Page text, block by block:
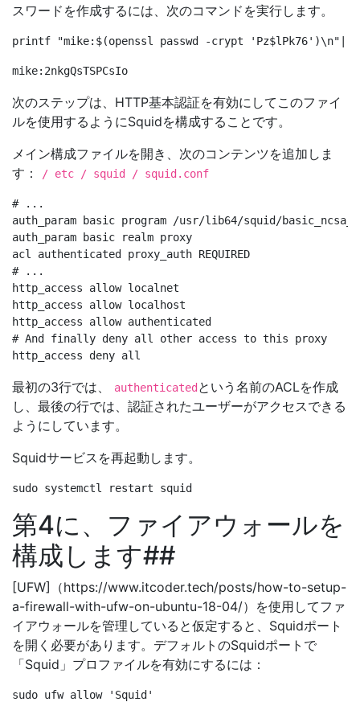
スワードを作成するには、次のコマンドを実行します。
次のステップは、HTTP基本認証を有効にしてこのファイ
ルを使用するようにSquidを構成することです。
メイン構成ファイルを開き、次のコンテンツを追加しま
す：
/ etc / squid / squid.conf
# ...
auth_param basic program /usr/lib64/squid/
auth_param basic realm proxy
acl authenticated proxy_auth REQUIRED
# ...
http_access allow localnet
http_access allow localhost
http_access allow authenticated
# And finally deny all other access to this proxy
最初の3行では、 authenticated という名前のACLを作成
し、最後の行では、認証されたユーザーがアクセスできる
ようにしています。
Squidサービスを再起動します。
第4に、ファイアウォールを
構成します##
[UFW]（https://www.itcoder.tech/posts/how-to-setup-
a-firewall-with-ufw-on-ubuntu-18-04/）を使用してファ
イアウォールを管理していると仮定すると、Squidポート
を開く必要があります。デフォルトのSquidポートで
「Squid」プロファイルを有効にするには：